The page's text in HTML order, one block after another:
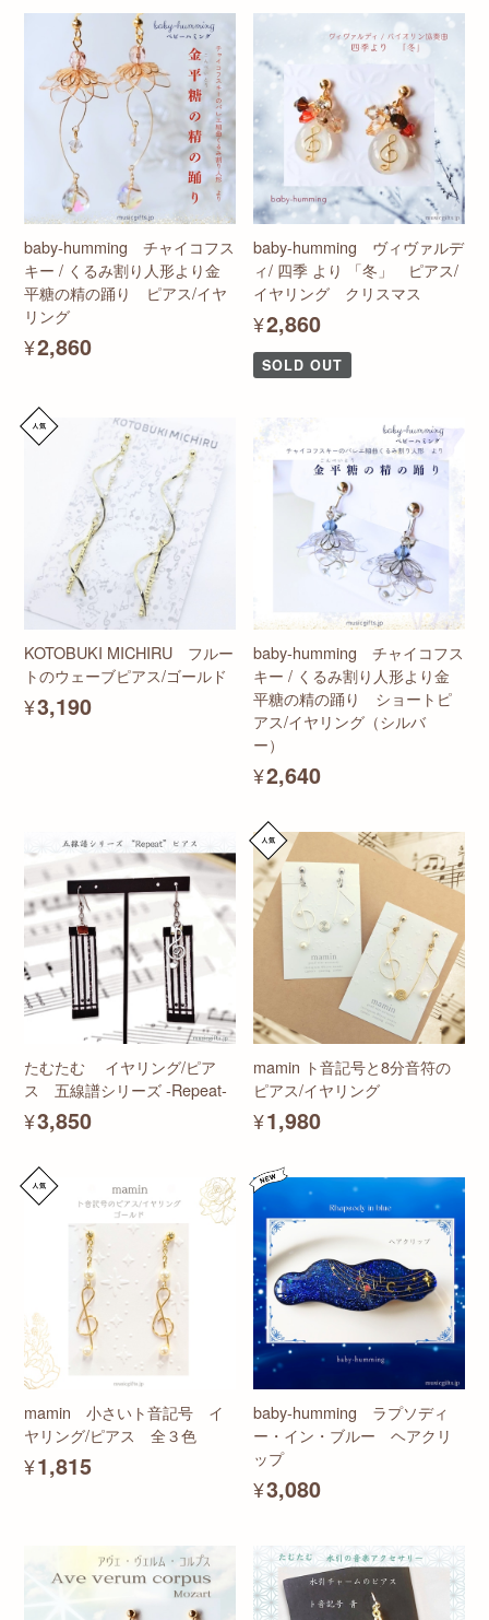
baby-humming チャイコフス
キー / くるみ割り人形より金
平糖の精の踊り ピアス/イヤ
リング
¥2,860
baby-humming ヴィヴァルデ
ィ/ 四季 より 「冬」 ピアス/
イヤリング クリスマス
¥2,860
SOLD OUT
KOTOBUKI MICHIRU フルー
トのウェーブピアス/ゴールド
¥3,190
baby-humming チャイコフス
キー / くるみ割り人形より金
平糖の精の踊り ショートピ
アス/イヤリング（シルバ
ー）
¥2,640
たむたむ イヤリング/ピア
ス 五線譜シリーズ -Repeat-
¥3,850
mamin ト音記号と8分音符の
ピアス/イヤリング
¥1,980
mamin 小さいト音記号 イ
ヤリング/ピアス 全３色
¥1,815
baby-humming ラプソディ
ー・イン・ブルー ヘアクリ
ップ
¥3,080